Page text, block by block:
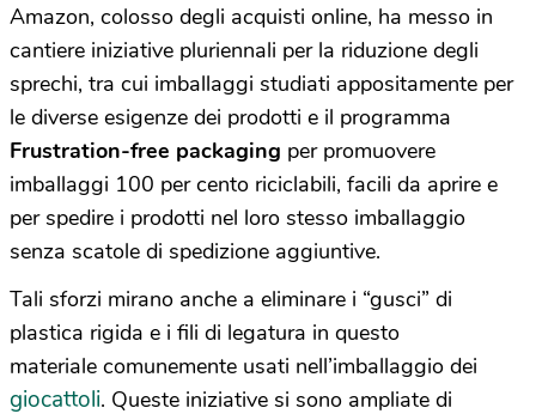
Amazon, colosso degli acquisti online, ha messo in
cantiere iniziative pluriennali per la riduzione degli
sprechi, tra cui imballaggi studiati appositamente per
le diverse esigenze dei prodotti e il programma
Frustration-free packaging per promuovere
imballaggi 100 per cento riciclabili, facili da aprire e
per spedire i prodotti nel loro stesso imballaggio
senza scatole di spedizione aggiuntive.
Tali sforzi mirano anche a eliminare i “gusci” di
plastica rigida e i fili di legatura in questo
materiale comunemente usati nell’imballaggio dei
giocattoli. Queste iniziative si sono ampliate di